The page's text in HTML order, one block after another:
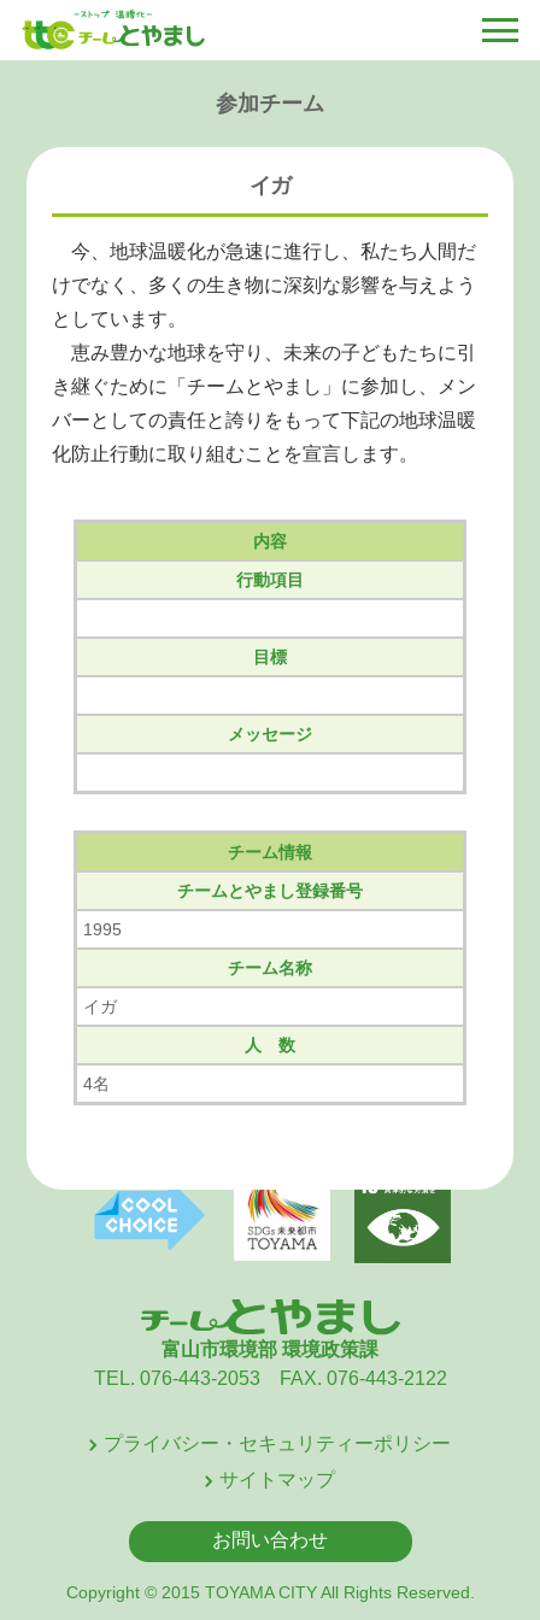
参加チーム
イガ
今、地球温暖化が急速に進行し、私たち人間だ
けでなく、多くの生き物に深刻な影響を与えよう
としています。
恵み豊かな地球を守り、未来の子どもたちに引
き継ぐために「チームとやまし」に参加し、メン
バーとしての責任と誇りをもって下記の地球温暖
化防止行動に取り組むことを宣言します。
内容
行動項目
目標
メッセージ
チーム情報
チームとやまし登録番号
1995
チーム名称
イガ
人 数
4名
富山市環境部 環境政策課
TEL. 076-443-2053 FAX. 076-443-2122
プライバシー・セキュリティーポリシー
サイトマップ
お問い合わせ
Copyright © 2015 TOYAMA CITY All Rights Reserved.